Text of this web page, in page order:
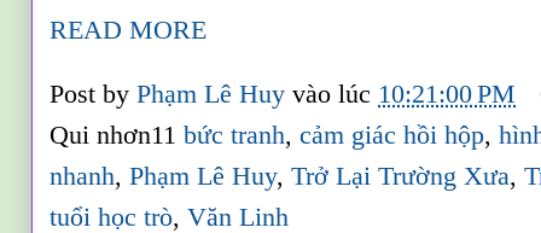
READ MORE
Post byPhạm Lê Huyvào lúc 10:21:00 PM
Qui nhơn11bức tranh,cảm giác hồi hộp,
nhanh,Phạm Lê Huy,Trở Lại Trường Xưa,
tuổi học trò,Văn Linh